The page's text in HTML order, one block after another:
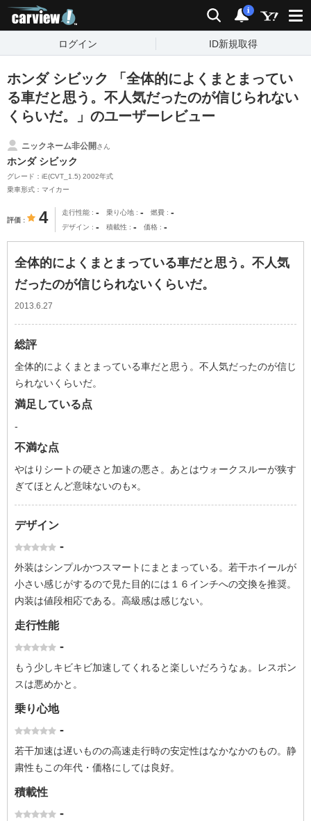
検索 通知
i
ログイン ID新規取得
ホンダ シビック 「全体的によくまとまってい
る車だと思う。不人気だったのが信じられない
くらいだ。」のユーザーレビュー
ニックネーム非公開さん
ホンダ シビック
グレード：iE(CVT_1.5) 2002年式
乗車形式：マイカー
評価 4 走行性能 - 乗り心地 - 燃費 -
デザイン - 積載性 - 価格 -
全体的によくまとまっている車だと思う。不人気
だったのが信じられないくらいだ。
2013.6.27
総評
全体的によくまとまっている車だと思う。不人気だったのが信じ
られないくらいだ。
満足している点
-
不満な点
やはりシートの硬さと加速の悪さ。あとはウォークスルーが狭す
ぎてほとんど意味ないのも×。
デザイン
-
外装はシンプルかつスマートにまとまっている。若干ホイールが
小さい感じがするので見た目的には１６インチへの交換を推奨。
内装は値段相応である。高級感は感じない。
走行性能
-
もう少しキビキビ加速してくれると楽しいだろうなぁ。レスポン
スは悪めかと。
乗り心地
-
若干加速は遅いものの高速走行時の安定性はなかなかのもの。静
粛性もこの年代・価格にしては良好。
積載性
-